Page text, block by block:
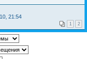
21:54
1 2